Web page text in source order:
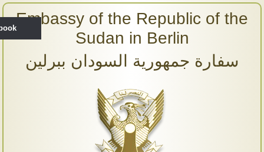
Embassy of the Republic of the
Sudan in Berlin
سفارة جمهورية السودان ببرلين